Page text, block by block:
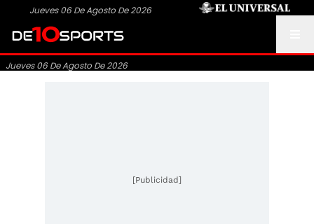
Jueves 06 De Agosto De 2026
Jueves 06 De Agosto De 2026
[Publicidad]